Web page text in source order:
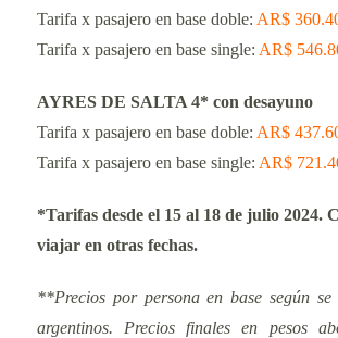
Tarifa x pasajero en base doble: AR$
Tarifa x pasajero en base single: AR$
AYRES DE SALTA 4* con desayuno
Tarifa x pasajero en base doble: AR$
Tarifa x pasajero en base single: AR$
*Tarifas desde el 15 al 18 de julio 2024.
viajar en otras fechas.
**Precios por persona en base según se
argentinos. Precios finales en pesos